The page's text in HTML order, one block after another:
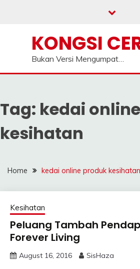
KONGSI
Bukan Versi Mengumpat…
Tag: kedai
kesihatan
Home kedai online produk kesihatan
Kesihatan
Peluang Tambah
Forever Living
August 16, 2016 SisHaza